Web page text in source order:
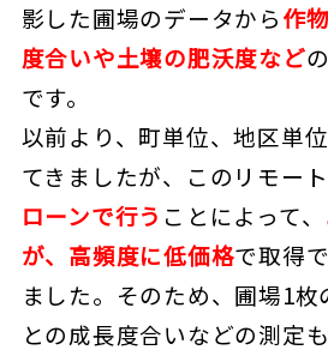
影した圃場のデータから作
度合いや土壌の肥沃度など
です。
以前より、町単位、地区単
てきましたが、このリモー
ローンで行う ことによって、
が、高頻度に低価格で取得
ました。そのため、圃場1
との成長度合いなどの測定